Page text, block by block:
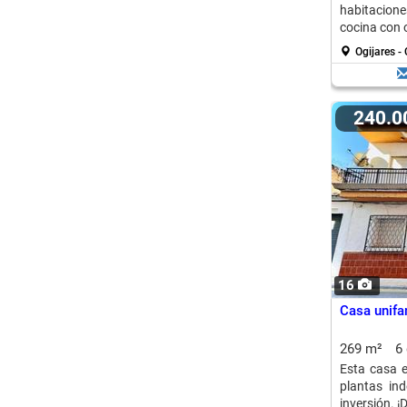
cocina con
Ogijares -
16
Casa
269 m² 6
Esta casa
plantas
inversión.